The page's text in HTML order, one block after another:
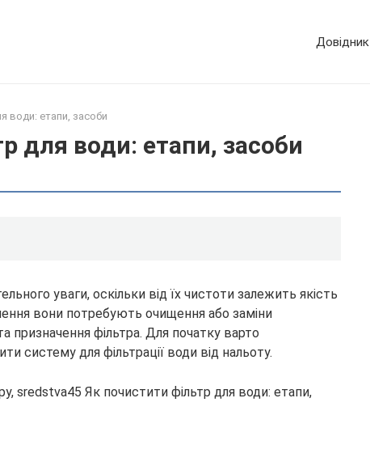
Довідник
води: етапи, засоби
для води: етапи, засоби
уваги, оскільки від їх чистоти залежить якість
вони потребують очищення або заміни
призначення фільтра. Для початку варто
систему для фільтрації води від нальоту.